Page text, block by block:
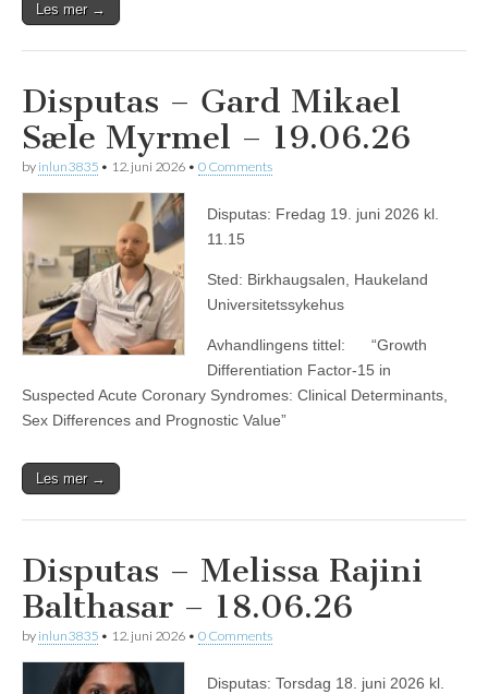
Les mer →
Disputas – Gard Mikael
Sæle Myrmel – 19.06.26
by inlun3835 • 12. juni 2026 • 0 Comments
Disputas: Fredag 19. juni 2026 kl.
11.15
Sted: Birkhaugsalen, Haukeland
Universitetssykehus
Avhandlingens tittel: “Growth
Differentiation Factor-15 in
Suspected Acute Coronary Syndromes: Clinical Determinants,
Sex Differences and Prognostic Value”
Les mer →
Disputas – Melissa Rajini
Balthasar – 18.06.26
by inlun3835 • 12. juni 2026 • 0 Comments
Disputas: Torsdag 18. juni 2026 kl.